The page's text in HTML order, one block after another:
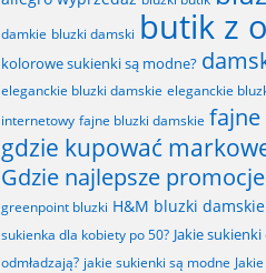
damkie bluzki damski butik z
kolorowe sukienki są modne?
eleganckie bluzki damskie eleganckie
internetowy fajne bluzki damskie fajne
gdzie kupować
Gdzie najlepsze
greenpoint bluzki H&M bluzki
sukienka dla kobiety po 50? Jakie
odmładzają? jakie sukienki są modne